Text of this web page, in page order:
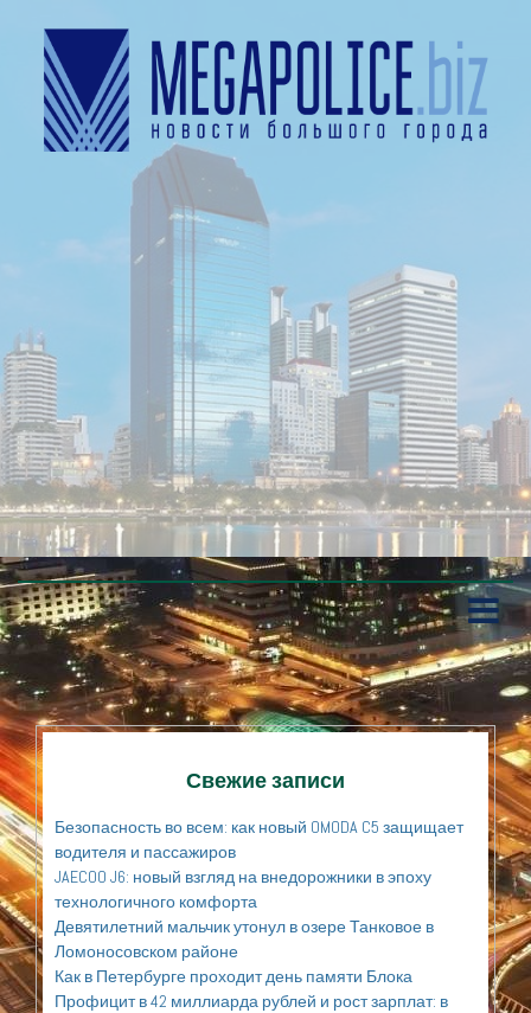
П
е
р
е
й
т
и
с
д
р
а
и
ю
Свежие записи
Безопасность во всем: как новый OMODA C5 защищает
водителя и пассажиров
JAECOO J6: новый взгляд на внедорожники в эпоху
технологичного комфорта
Девятилетний мальчик утонул в озере Танковое в
Ломоносовском районе
Как в Петербурге проходит день памяти Блока
Профицит в 42 миллиарда рублей и рост зарплат: в